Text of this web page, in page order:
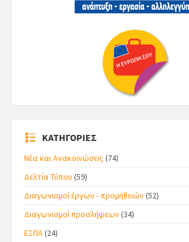
ΚΑΤΗΓΟΡΙΕΣ
Νέα και Ανακοινώσεις(74)
Δελτία Τύπου (59)
Διαγωνισμοί έργων - προμηθειών(52)
Διαγωνισμοί προσλήψεων(34)
ΕΣΠΑ(24)